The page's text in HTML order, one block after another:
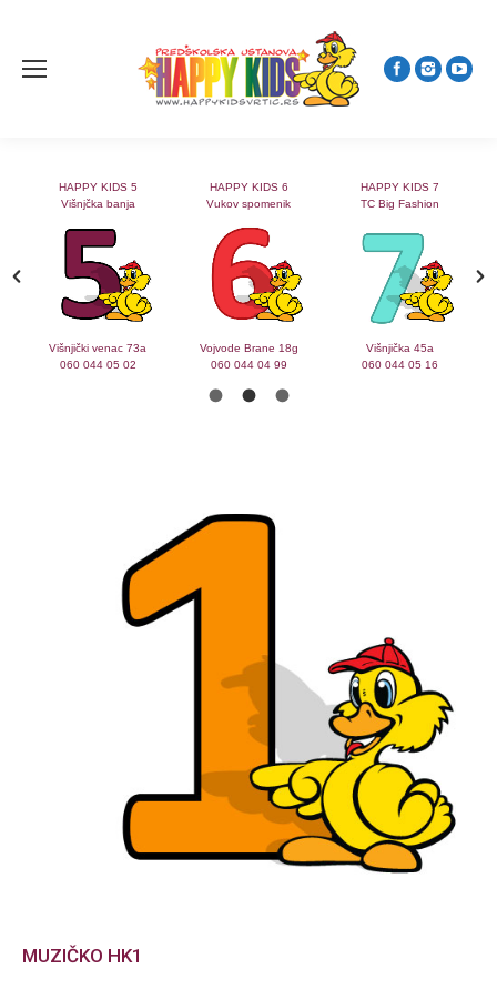
HAPPY KIDS 5
Višnjčka banja
Višnjički venac 73a
060 044 05 02
HAPPY KIDS 6
Vukov spomenik
Vojvode Brane 18g
060 044 04 99
HAPPY KIDS 7
TC Big Fashion
Višnjička 45a
060 044 05 16
MUZIČKO HK1